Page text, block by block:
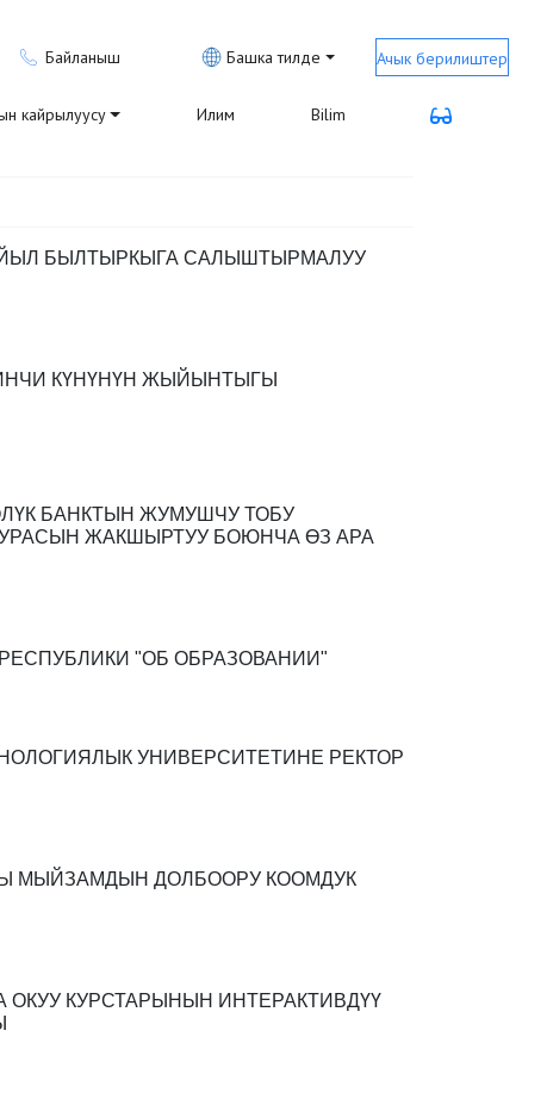
Байланыш Башка тилде Ачык берилиштер
кайрылуусу Илим Bilim
БЫЛТЫРКЫГА САЛЫШТЫРМАЛУУ
КҮНҮНҮН ЖЫЙЫНТЫГЫ
БАНКТЫН ЖУМУШЧУ ТОБУ
ЖАКШЫРТУУ БОЮНЧА ӨЗ АРА
"ОБ ОБРАЗОВАНИИ"
УНИВЕРСИТЕТИНЕ РЕКТОР
МЫЙЗАМДЫН ДОЛБООРУ КООМДУК
КУРСТАРЫНЫН ИНТЕРАКТИВДҮҮ